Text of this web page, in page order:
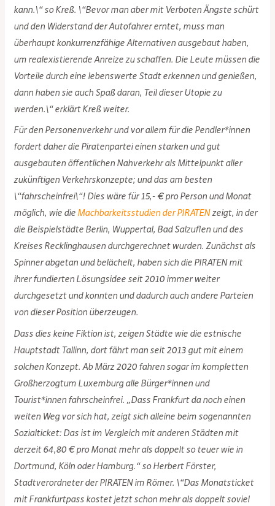
kann.\“ so Kreß. \“Bevor man aber mit Verboten Ängste schürt
und den Widerstand der Autofahrer erntet, muss man
überhaupt konkurrenzfähige Alternativen ausgebaut haben,
um realexistierende Anreize zu schaffen. Die Leute müssen die
Vorteile durch eine lebenswerte Stadt erkennen und genießen,
dann haben sie auch Spaß daran, Teil dieser Utopie zu
werden.\“ erklärt Kreß weiter.
Für den Personenverkehr und vor allem für die Pendler*innen
fordert daher die Piratenpartei einen starken und gut
ausgebauten öffentlichen Nahverkehr als Mittelpunkt aller
zukünftigen Verkehrskonzepte; und das am besten
\“fahrscheinfrei\“! Dies wäre für 15,- € pro Person und Monat
möglich, wie die Machbarkeitsstudien der PIRATENzeigt, in der
die Beispielstädte Berlin, Wuppertal, Bad Salzuflen und des
Kreises Recklinghausen durchgerechnet wurden. Zunächst als
Spinner abgetan und belächelt, haben sich die PIRATEN mit
ihrer fundierten Lösungsidee seit 2010 immer weiter
durchgesetzt und konnten und dadurch auch andere Parteien
von dieser Position überzeugen.
Dass dies keine Fiktion ist, zeigen Städte wie die est­ni­sche
Haupt­stadt Tal­linn, dort fährt man seit 2013 gut mit einem
solchen Konzept. Ab März 2020 fahren sogar im kompletten
Groß­her­zog­tum Luxem­burg alle Bürger*innen und
Tourist*innen fahrscheinfrei. „Dass Frankfurt da noch einen
weiten Weg vor sich hat, zeigt sich alleine beim sogenannten
Sozialticket: Das ist im Vergleich mit anderen Städten mit
derzeit 64,80 € pro Monat mehr als doppelt so teuer wie in
Dortmund, Köln oder Hamburg.“ so Herbert Förster,
Stadtverordneter der PIRATEN im Römer. \“Das Monatsticket
mit Frankfurtpass kostet jetzt schon mehr als doppelt soviel